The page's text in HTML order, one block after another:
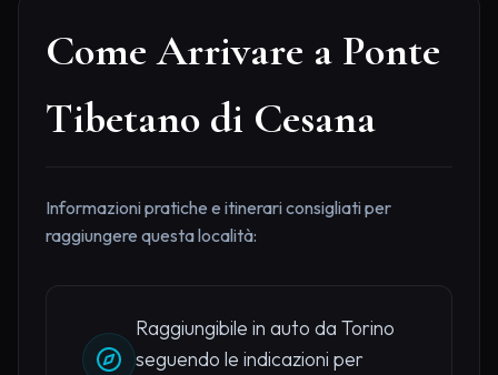
Come Arrivare a Ponte
Tibetano di Cesana
Informazioni pratiche e itinerari consigliati per
raggiungere questa località:
Raggiungibile in auto da Torino
seguendo le indicazioni per